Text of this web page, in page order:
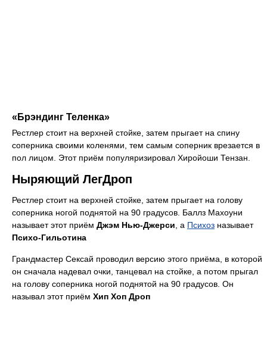
«Брэндинг Теленка»
Рестлер стоит на верхней стойке, затем прыгает на спину
соперника своими коленями, тем самым соперник врезается в
пол лицом. Этот приём популяризировал Хиройоши Тензан.
Ныряющий ЛегДроп
Рестлер стоит на верхней стойке, затем прыгает на голову
соперника ногой поднятой на 90 градусов. Баллз Махоуни
называет этот приём Джэм Нью-Джерси , а Психоз называет
Психо-Гильотина
Грандмастер Сексай проводил версию этого приёма, в которой
он сначала надевал очки, танцевал на стойке, а потом прыгал
на голову соперника ногой поднятой на 90 градусов. Он
называл этот приём Хип Хоп Дроп